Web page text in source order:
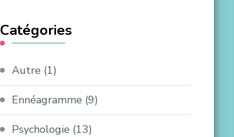
?
Catégories
Autre (1)
Ennéagramme (9)
Psychologie (13)